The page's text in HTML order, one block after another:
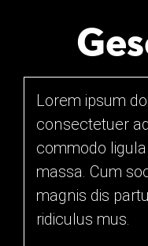
Lorem ipsum
consectetuer
commodo
massa. Cum
magnis dis
ridiculus mus.